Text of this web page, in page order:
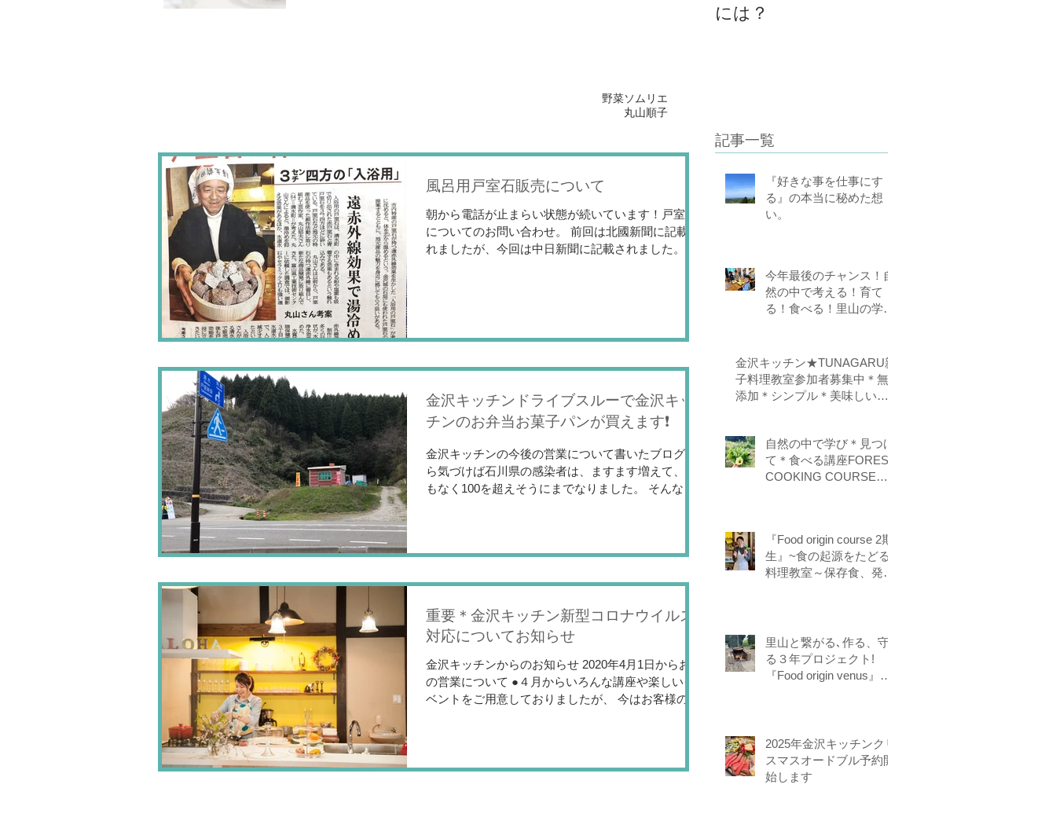
野菜ソムリエ
丸山順子
には？
記事一覧
風呂用戸室石販売について
朝から電話が止まらい状態が続いています！戸室石
についてのお問い合わせ。 前回は北國新聞に記載さ
れましたが、今回は中日新聞に記載されました。 購
金沢キッチンドライブスルーで金沢キッ
チンのお弁当お菓子パンが買えます❗️
金沢キッチンの今後の営業について書いたブログか
ら気づけば石川県の感染者は、ますます増えて、ま
もなく100を超えそうにまでなりました。 そんな中
重要＊金沢キッチン新型コロナウイルス
対応についてお知らせ
金沢キッチンからのお知らせ 2020年4月1日からお店
の営業について ●４月からいろんな講座や楽しいイ
ベントをご用意しておりましたが、 今はお客様のコ
『好きな事を仕事にす
る』の本当に秘めた想
い。
今年最後のチャンス！自
然の中で考える！育て
る！食べる！里山の学校
ります）
金沢キッチン★TUNAGARU親
子料理教室参加者募集中＊無
添加＊シンプル＊美味しい＊
ョンを育てる
自然の中で学び＊見つけ
て＊食べる講座FOREST
COOKING COURSE 5
『Food origin course 2期
生』~食の起源をたどる
料理教室～保存食、発酵
理法、オフライン参加オ
ンライン参加者募集中
里山と繋がる､作る、守
る３年プロジェクト!
『Food origin venus』開
2025年金沢キッチンクリ
スマスオードブル予約開
始します